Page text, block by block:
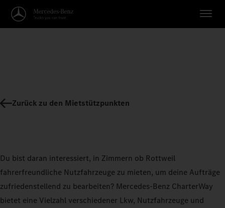
Zurück zu den Mietstützpunkten
Du bist daran interessiert, in Zimmern ob Rottweil
fahrerfreundliche Nutzfahrzeuge zu mieten, um deine Aufträge
zufriedenstellend zu bearbeiten? Mercedes-Benz CharterWay
bietet eine Vielzahl verschiedener Lkw, Nutzfahrzeuge und